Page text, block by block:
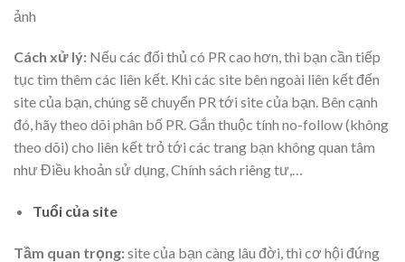
ảnh
Cách xử lý: Nếu các đối thủ có PR cao hơn, thì bạn cần tiếp
tục tìm thêm các liên kết. Khi các site bên ngoài liên kết đến
site của bạn, chúng sẽ chuyển PR tới site của bạn. Bên cạnh
đó, hãy theo dõi phân bố PR. Gắn thuộc tính no-follow (không
theo dõi) cho liên kết trỏ tới các trang bạn không quan tâm
như Điều khoản sử dụng, Chính sách riêng tư,…
Tuổi của site
Tầm quan trọng:site của bạn càng lâu đời, thì cơ hội đứng